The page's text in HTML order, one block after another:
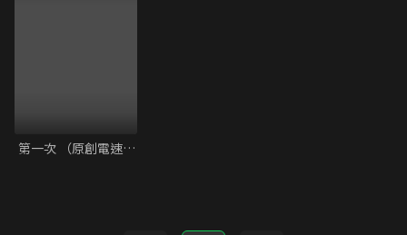
第一次 （原創電速劇）